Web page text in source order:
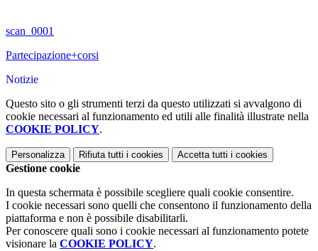
scan_0001
Partecipazione+corsi
Notizie
Questo sito o gli strumenti terzi da questo utilizzati si avvalgono di
cookie necessari al funzionamento ed utili alle finalità illustrate nella
COOKIE POLICY.
Personalizza Rifiuta tutti i cookies Accetta tutti i cookies
Gestione cookie
In questa schermata è possibile scegliere quali cookie consentire.
I cookie necessari sono quelli che consentono il funzionamento della
piattaforma e non è possibile disabilitarli.
Per conoscere quali sono i cookie necessari al funzionamento potete
visionare la COOKIE POLICY.